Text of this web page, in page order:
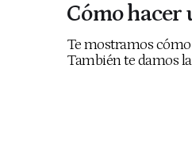
Cómo hacer
Te mostramos cómo
También te damos